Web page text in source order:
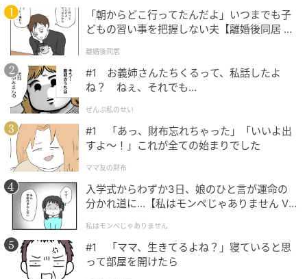
￥144,100（ルイ・ヴィトン／ルイ・ヴィトン クライ
アントサービス）
「朝からどこ行ってたんだよ」いつまでも子
どもの習い事を把握しない夫【離婚後同居 Vo
離婚後同居
#1 お義姉さんたちくるって、私話したよ
ね？ ねぇ、それでも…
ぜんぶ私のせい
#1 「あっ、財布忘れちゃった」「いいよ出
すよ〜！」これが全ての始まりでした
ママ友の財布
入学式からわずか3日、娘のひと言が運命の
分かれ道に…【私はモンペじゃありません Vo
私はモンペじゃありません
#1 「ママ、生きてるよね？」寝ていると思
って部屋を開けたら